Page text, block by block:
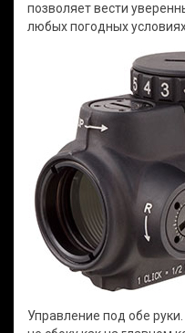
позволяет вести
любых погодных
Управление под обе